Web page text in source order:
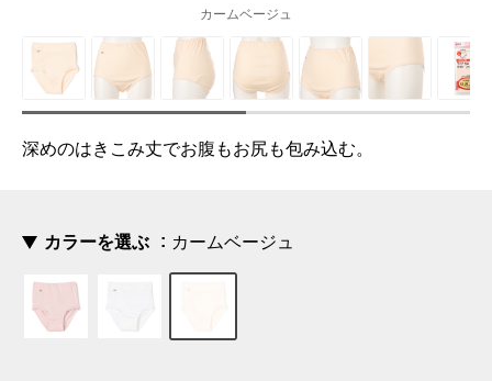
カームベージュ
深めのはきこみ丈でお腹もお尻も包み込む。
カラーを選ぶ カームベージュ